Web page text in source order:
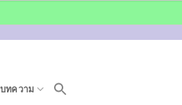
บทความ